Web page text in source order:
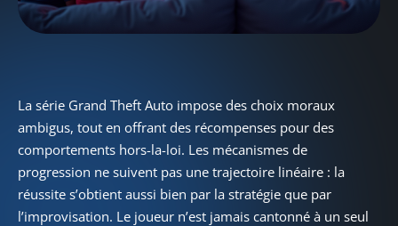
La série Grand Theft Auto impose des choix moraux
ambigus, tout en offrant des récompenses pour des
comportements hors-la-loi. Les mécanismes de
progression ne suivent pas une trajectoire linéaire : la
réussite s’obtient aussi bien par la stratégie que par
l’improvisation. Le joueur n’est jamais cantonné à un seul